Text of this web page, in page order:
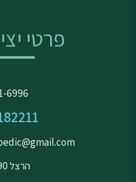
פרטי
6996
הרצל 90, רמלה